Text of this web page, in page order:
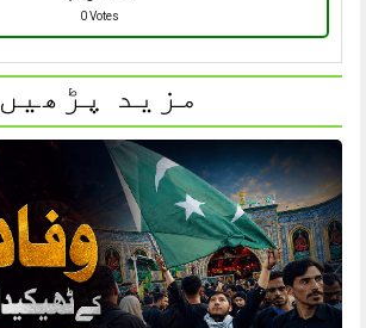
0 Votes
مزید پڑھیں